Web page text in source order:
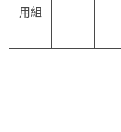
用組